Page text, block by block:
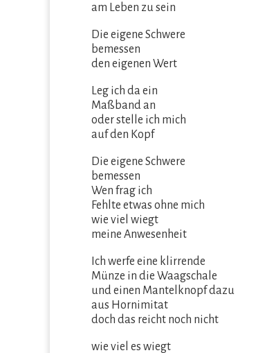
am Leben zu sein
Die eigene Schwere
bemessen
den eigenen Wert
Leg ich da ein
Maßband an
oder stelle ich mich
auf den Kopf
Die eigene Schwere
bemessen
Wen frag ich
Fehlte etwas ohne mich
wie viel wiegt
meine Anwesenheit
Ich werfe eine klirrende
Münze in die Waagschale
und einen Mantelknopf dazu
aus Hornimitat
doch das reicht noch nicht
wie viel es wiegt